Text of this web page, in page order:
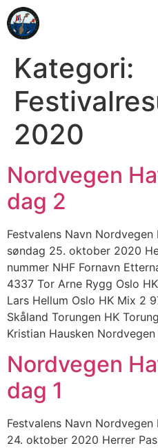
Kategori:
2020
Nordvegen
dag 2
Festvalens Navn
søndag 25. oktober 2020
nummer NHF Fornavn
4337 Tor Arne Rygg Oslo
Lars Hellum Oslo HK Mix 2
Skåland Torungen HK
Kristian Hausken
Nordvegen
dag 1
Festvalens Navn
24. oktober 2020 Herrer